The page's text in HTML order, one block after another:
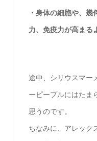
・身体の細胞や、
力、免疫力が高まる
途中、シリウスマー
ーピープルにはたま
思うのです。
ちなみに、アレック